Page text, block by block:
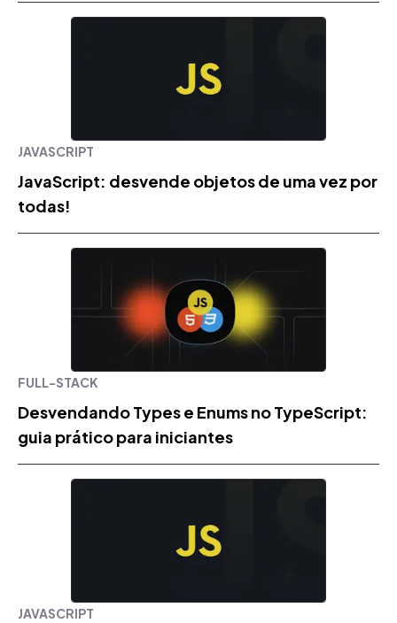
JAVASCRIPT
JavaScript: desvende objetos de uma vez por
todas!
FULL-STACK
Desvendando Types e Enums no TypeScript:
guia prático para iniciantes
JAVASCRIPT